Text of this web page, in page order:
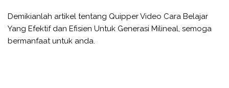
Demikianlah artikel tentang Quipper Video Cara Belajar
Yang Efektif dan Efisien Untuk Generasi Milineal, semoga
bermanfaat untuk anda.